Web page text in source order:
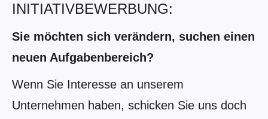
INITIATIVBEWERBUNG:
Sie möchten sich verändern, suchen einen
neuen Aufgabenbereich?
Wenn Sie Interesse an unserem
Unternehmen haben, schicken Sie uns doch